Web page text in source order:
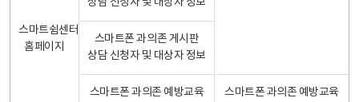
스마트쉼센터
홈페이지
스마트폰 과의존 게시판
상담 신청자 및 대상자 정보
스마트폰 과의존 예방교육
스마트폰 과의존 예방교육